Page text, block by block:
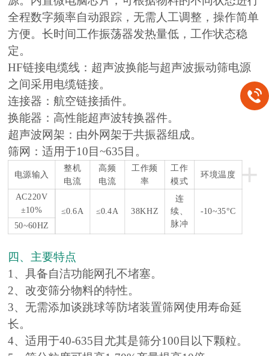
全程数字频率自动跟踪，无需人工调整，操作简单
方便。长时间工作振荡器发热量低，工作状态稳
定。
HF链接电缆线：超声波换能与超声波振动筛电源
之间采用电缆链接。
连接器：航空链接插件。
换能器：高性能超声波转换器件。
超声波网架：由外网架于共振器组成。
筛网：适用于10目~635目。
+
电源输入
整机
电流
高频
电流
工作频
率
工作
模式
环境温度
AC220V
±10%
≤0.6A ≤0.4A 38KHZ
连
续、
脉冲
-10~35°C
50~60HZ
四、主要特点
1、具备自洁功能网孔不堵塞。
2、改变筛分物料的特性。
3、无需添加谈跳球等防堵装置筛网使用寿命延
长。
4、适用于40-635目尤其是筛分100目以下颗粒。